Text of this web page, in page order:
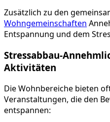
Zusätzlich zu den
Wohngemeinschaften
Entspannung und dem
Stressabbau-
Aktivitäten
Die Wohnbereiche bieten
Veranstaltungen, die den
entspannen: